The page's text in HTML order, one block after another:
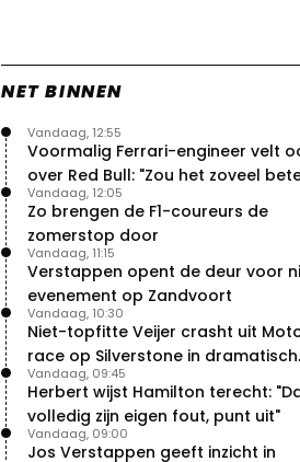
NET BINNEN
Voormalig Ferrari-engineer velt
over Red Bull: "Zou het zoveel
moeten doen"
Vandaag, 12:55
Zo brengen de F1-coureurs de
zomerstop door
Vandaag, 12:05
Verstappen opent de deur voor
evenement op Zandvoort
Vandaag, 11:15
Niet-topfitte Veijer crasht uit
race op Silverstone in dramatisch
weekend
Vandaag, 10:30
Herbert wijst Hamilton terecht:
volledig zijn eigen fout, punt uit"
Vandaag, 09:45
Jos Verstappen geeft inzicht in
Vandaag, 09:00